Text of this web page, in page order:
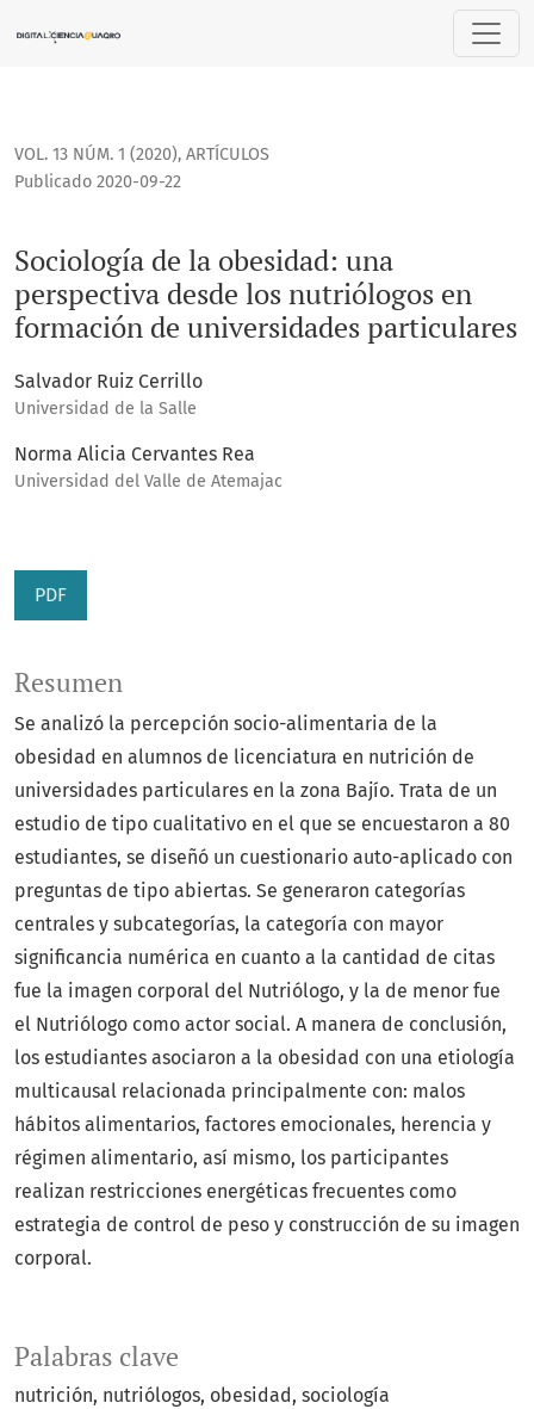
Sociología de la obesidad: una perspectiva desde los
VOL. 13 NÚM. 1 (2020), ARTÍCULOS
Sociología de la obesidad: una
perspectiva desde los nutriólogos en
formación de universidades particulares
Publicado 2020-09-22
Salvador Ruiz Cerrillo
Universidad de la Salle
Norma Alicia Cervantes Rea
Universidad del Valle de Atemajac
PDF
Palabras clave
nutrición, nutriólogos, obesidad, sociología
Resumen
Se analizó la percepción socio-alimentaria de la
obesidad en alumnos de licenciatura en nutrición de
universidades particulares en la zona Bajío. Trata de un
estudio de tipo cualitativo en el que se encuestaron a 80
estudiantes, se diseñó un cuestionario auto-aplicado con
preguntas de tipo abiertas. Se generaron categorías
centrales y subcategorías, la categoría con mayor
significancia numérica en cuanto a la cantidad de citas
fue la imagen corporal del Nutriólogo, y la de menor fue
el Nutriólogo como actor social. A manera de conclusión,
los estudiantes asociaron a la obesidad con una etiología
multicausal relacionada principalmente con: malos
hábitos alimentarios, factores emocionales, herencia y
régimen alimentario, así mismo, los participantes
realizan restricciones energéticas frecuentes como
estrategia de control de peso y construcción de su imagen
corporal.